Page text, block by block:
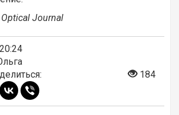
Optical Journal
184